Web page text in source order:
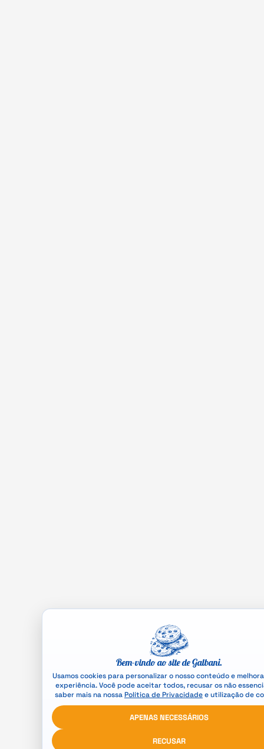
Bem-vindo ao site de Galbani.
Usamos cookies para personalizar o nosso conteúdo e
experiência. Você pode aceitar todos, recusar os não
saber mais na nossaPolítica de Privacidadee utilização de
APENAS NECESSÁRIOS
RECUSAR